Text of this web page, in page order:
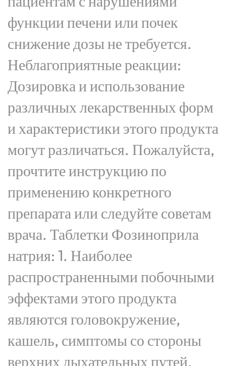
функции печени или почек
снижение дозы не требуется.
Неблагоприятные реакции:
Дозировка и использование
различных лекарственных форм
и характеристики этого продукта
могут различаться. Пожалуйста,
прочтите инструкцию по
применению конкретного
препарата или следуйте советам
врача. Таблетки Фозиноприла
натрия: 1. Наиболее
распространенными побочными
эффектами этого продукта
являются головокружение,
кашель, симптомы со стороны
верхних дыхательных путей,